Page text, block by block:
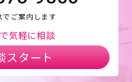
でご案内します
気軽に相談
スタート